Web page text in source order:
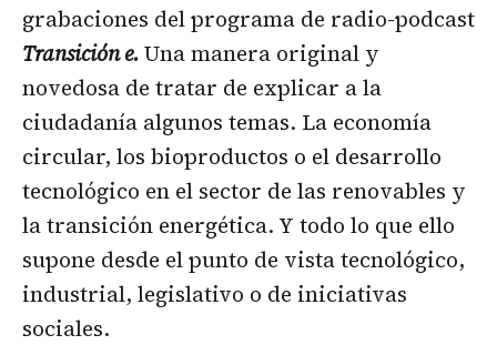
grabaciones del programa de radio-podcast
Transición e.Una manera original y
novedosa de tratar de explicar a la
ciudadanía algunos temas. La economía
circular, los bioproductos o el desarrollo
tecnológico en el sector de las renovables y
la transición energética. Y todo lo que ello
supone desde el punto de vista tecnológico,
industrial, legislativo o de iniciativas
sociales.